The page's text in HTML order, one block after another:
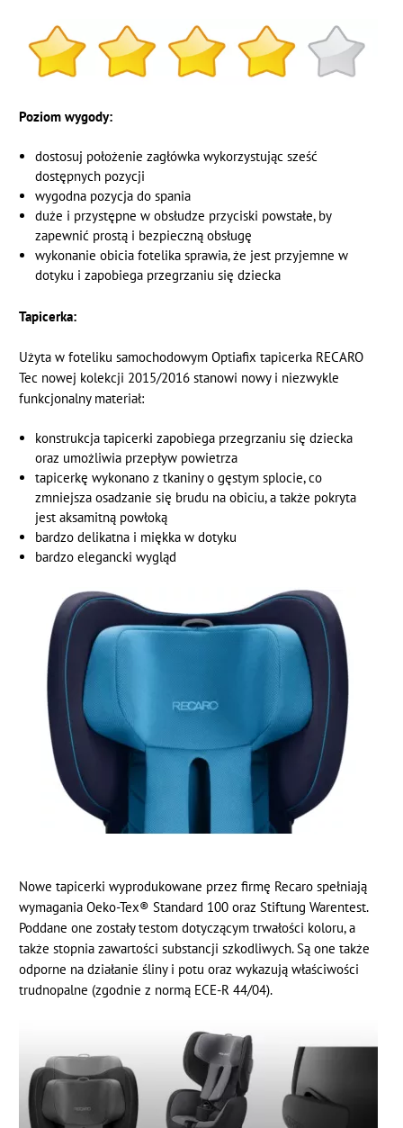
Poziom wygody:
dostosuj położenie zagłówka wykorzystując sześć
dostępnych pozycji
wygodna pozycja do spania
duże i przystępne w obsłudze przyciski powstałe, by
zapewnić prostą i bezpieczną obsługę
wykonanie obicia fotelika sprawia, że jest przyjemne w
dotyku i zapobiega przegrzaniu się dziecka
Tapicerka:
Użyta w foteliku samochodowym Optiafix tapicerka RECARO
Tec nowej kolekcji 2015/2016 stanowi nowy i niezwykle
funkcjonalny materiał:
konstrukcja tapicerki zapobiega przegrzaniu się dziecka
oraz umożliwia przepływ powietrza
tapicerkę wykonano z tkaniny o gęstym splocie, co
zmniejsza osadzanie się brudu na obiciu, a także pokryta
jest aksamitną powłoką
bardzo delikatna i miękka w dotyku
bardzo elegancki wygląd
Nowe tapicerki wyprodukowane przez firmę Recaro spełniają
wymagania Oeko-Tex® Standard 100 oraz Stiftung Warentest.
Poddane one zostały testom dotyczącym trwałości koloru, a
także stopnia zawartości substancji szkodliwych. Są one także
odporne na działanie śliny i potu oraz wykazują właściwości
trudnopalne (zgodnie z normą ECE-R 44/04).